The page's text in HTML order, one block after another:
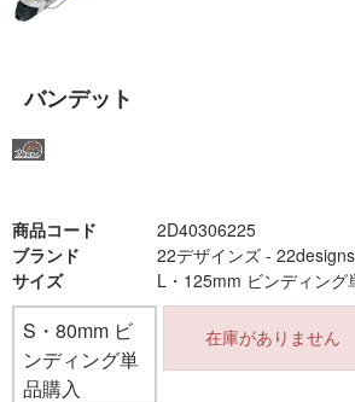
バンデット
商品コード
2D40306225
ブランド
22デザインズ - 22designs
サイズ
L・125mm ビンディング
S・80mm ビ
ンディング単
品購入
在庫がありません